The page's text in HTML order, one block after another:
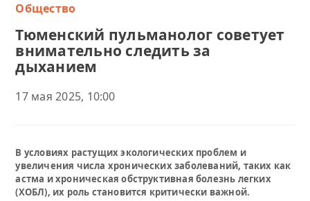
Общество
Тюменский пульманолог советует
внимательно следить за
дыханием
17 мая 2025, 10:00
В условиях растущих экологических проблем и
увеличения числа хронических заболеваний, таких как
астма и хроническая обструктивная болезнь легких
(ХОБЛ), их роль становится критически важной.